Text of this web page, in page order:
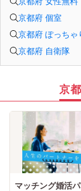
京都府 個室
京都府 ぽっちゃ
京都府 自衛隊
京
マッチング婚活